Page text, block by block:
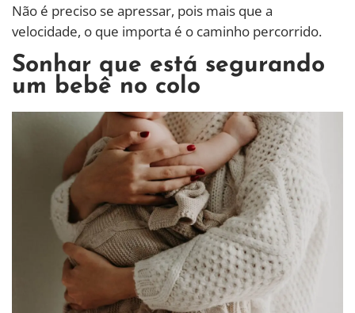
Não é preciso se apressar, pois mais que a
velocidade, o que importa é o caminho percorrido.
Sonhar que está segurando
um bebê no colo